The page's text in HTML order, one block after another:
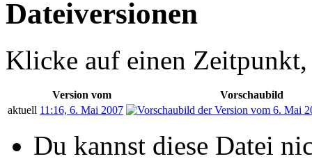
Dateiversionen
Klicke auf einen Zeitpunkt,
Version vom
Vorschaubild
aktuell 11:16, 6. Mai 2007
Du kannst diese Datei